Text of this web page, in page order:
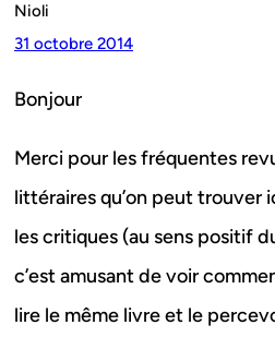
Nioli
31 octobre 2014
Bonjour
Merci pour les fréquentes
littéraires qu’on peut trouver
les critiques (au sens positif
c’est amusant de voir
lire le même livre et le